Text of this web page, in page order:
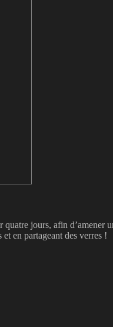
jours, afin
en partageant des verres !